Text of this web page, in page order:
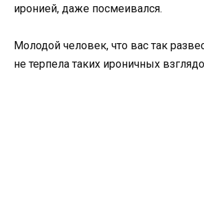
иронией, даже посмеивался.
Молодой человек, что вас так
не терпела таких ироничных